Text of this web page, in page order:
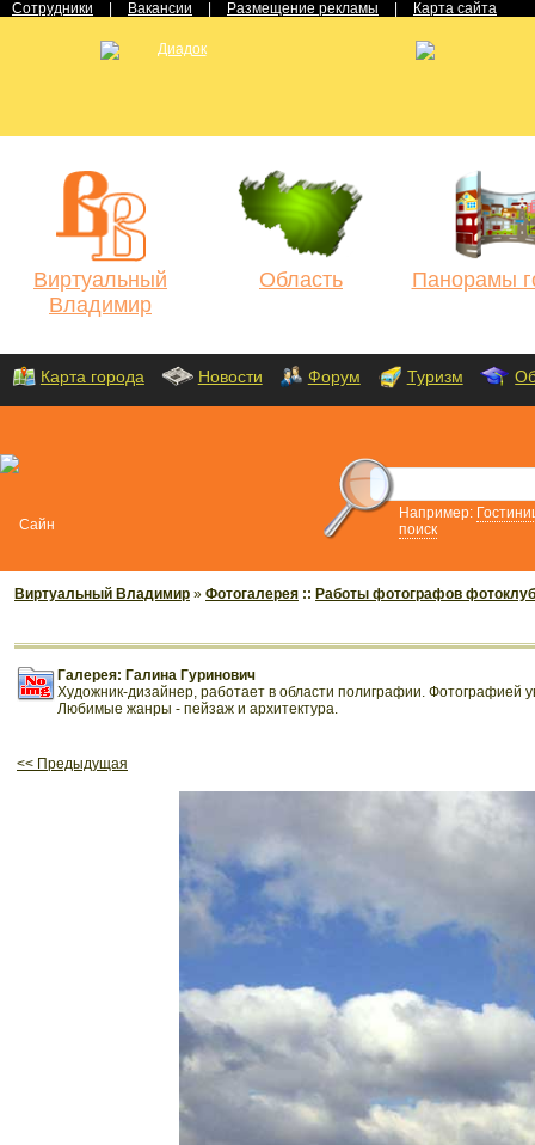
Сотрудники Вакансии Размещение рекламы Карта сайта
Виртуальный
Владимир
Область Панорамы
Карта города Новости Форум Туризм
Например:
поиск
Виртуальный Владимир » Фотогалерея :: Работы фотографов
Галерея: Галина Гуринович
Художник-дизайнер, работает в области полиграфии. Фотографией
Любимые жанры - пейзаж и архитектура.
<< Предыдущая